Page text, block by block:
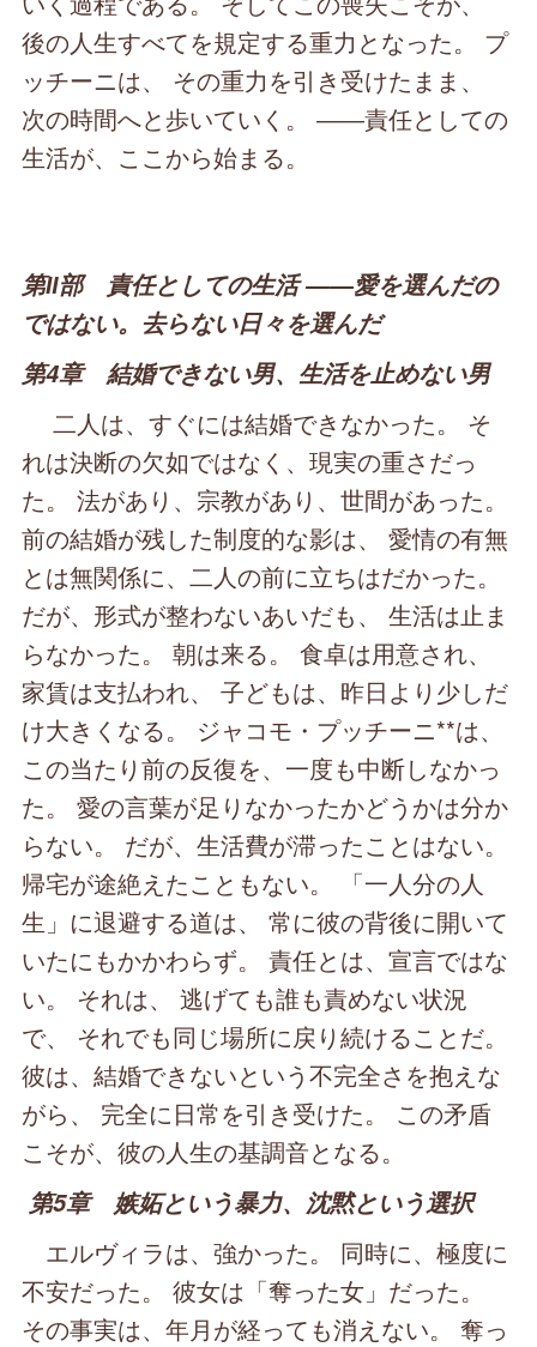
後の人生すべてを規定する重力となった。 プ
ッチーニは、 その重力を引き受けたまま、
次の時間へと歩いていく。 ――責任としての
生活が、ここから始まる。
第Ⅱ部 責任としての生活 ――愛を選んだの
ではない。去らない日々を選んだ
第4章 結婚できない男、生活を止めない男
二人は、すぐには結婚できなかった。 そ
れは決断の欠如ではなく、現実の重さだっ
た。 法があり、宗教があり、世間があった。
前の結婚が残した制度的な影は、 愛情の有無
とは無関係に、二人の前に立ちはだかった。
だが、形式が整わないあいだも、 生活は止ま
らなかった。 朝は来る。 食卓は用意され、
家賃は支払われ、 子どもは、昨日より少しだ
け大きくなる。 ジャコモ・プッチーニ**は、
この当たり前の反復を、一度も中断しなかっ
た。 愛の言葉が足りなかったかどうかは分か
らない。 だが、生活費が滞ったことはない。
帰宅が途絶えたこともない。 「一人分の人
生」に退避する道は、 常に彼の背後に開いて
いたにもかかわらず。 責任とは、宣言ではな
い。 それは、 逃げても誰も責めない状況
で、 それでも同じ場所に戻り続けることだ。
彼は、結婚できないという不完全さを抱えな
がら、 完全に日常を引き受けた。 この矛盾
こそが、彼の人生の基調音となる。
第5章 嫉妬という暴力、沈黙という選択
エルヴィラは、強かった。 同時に、極度に
不安だった。 彼女は「奪った女」だった。
その事実は、年月が経っても消えない。 奪っ